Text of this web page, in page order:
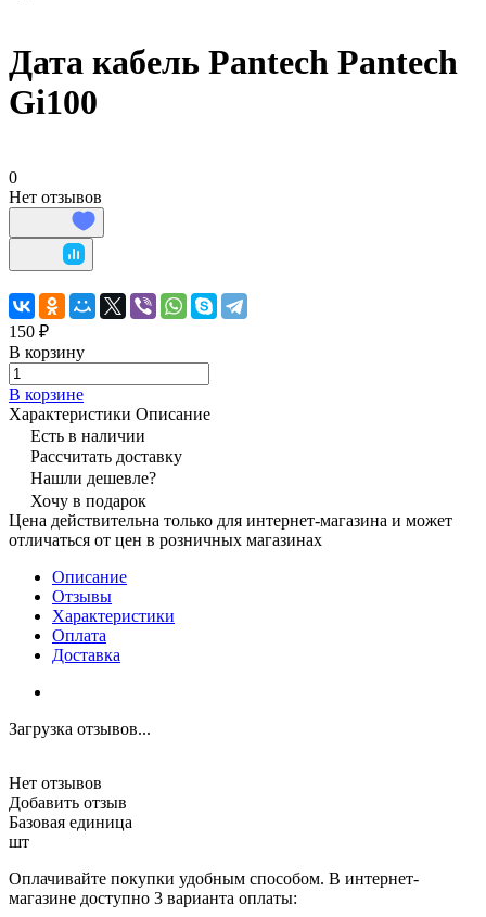
Дата кабель Pantech Pantech
Gi100
0
Нет отзывов
150 ₽
В корзину
В корзине
Характеристики Описание
Есть в наличии
Рассчитать доставку
Нашли дешевле?
Хочу в подарок
Цена действительна только для интернет-магазина и может
отличаться от цен в розничных магазинах
Описание
Отзывы
Характеристики
Оплата
Доставка
Загрузка отзывов...
Нет отзывов
Добавить отзыв
Базовая единица
шт
Оплачивайте покупки удобным способом. В интернет-
магазине доступно 3 варианта оплаты: